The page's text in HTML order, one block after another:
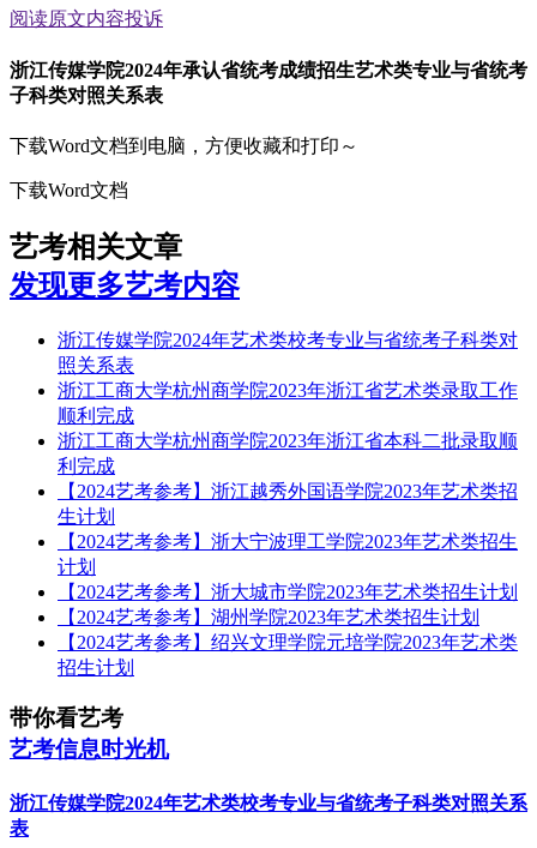
阅读原文内容投诉
浙江传媒学院2024年承认省统考成绩招生艺术类专业与省统考
子科类对照关系表
下载Word文档到电脑，方便收藏和打印～
下载Word文档
艺考相关文章
发现更多艺考内容
浙江传媒学院2024年艺术类校考专业与省统考子科类对
照关系表
浙江工商大学杭州商学院2023年浙江省艺术类录取工作
顺利完成
浙江工商大学杭州商学院2023年浙江省本科二批录取顺
利完成
【2024艺考参考】浙江越秀外国语学院2023年艺术类招
生计划
【2024艺考参考】浙大宁波理工学院2023年艺术类招生
计划
【2024艺考参考】浙大城市学院2023年艺术类招生计划
【2024艺考参考】湖州学院2023年艺术类招生计划
【2024艺考参考】绍兴文理学院元培学院2023年艺术类
招生计划
带你看艺考
艺考信息时光机
浙江传媒学院2024年艺术类校考专业与省统考子科类对照关系
表